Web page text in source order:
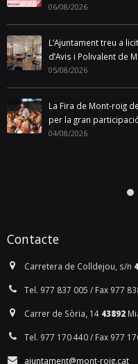
06/08/2026
L’Ajuntament treu a
d’Avis i Polivalent de
05/08/2026
La Fira de Mont-roig
per la gran
04/08/2026
Contacte
Carretera de Colldejou, s/n
Tel. 977 837 005 / Fax 977
Carrer de Sòria, 14 43892
Tel. 977 170 440 / Fax 977
ajuntament@mont-roig.cat